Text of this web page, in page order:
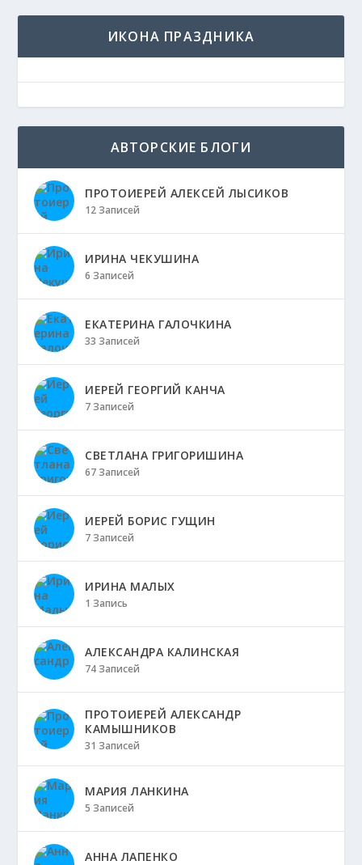
ИКОНА ПРАЗДНИКА
АВТОРСКИЕ БЛОГИ
ПРОТОИЕРЕЙ АЛЕКСЕЙ ЛЫСИКОВ
12 Записей
ИРИНА ЧЕКУШИНА
6 Записей
ЕКАТЕРИНА ГАЛОЧКИНА
33 Записей
ИЕРЕЙ ГЕОРГИЙ КАНЧА
7 Записей
СВЕТЛАНА ГРИГОРИШИНА
67 Записей
ИЕРЕЙ БОРИС ГУЩИН
7 Записей
ИРИНА МАЛЫХ
1 Запись
АЛЕКСАНДРА КАЛИНСКАЯ
74 Записей
ПРОТОИЕРЕЙ АЛЕКСАНДР
КАМЫШНИКОВ
31 Записей
МАРИЯ ЛАНКИНА
5 Записей
АННА ЛАПЕНКО